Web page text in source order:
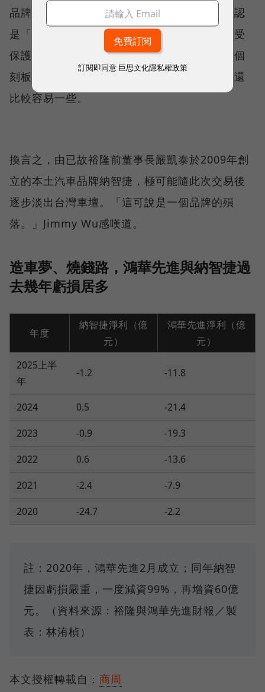
品牌的一大難度，就是總會因此被台灣網友誤認
是「獲得政府多項補助，卻始終未見成果」的受
保護國產車品牌，所以與其想盡辦法去翻轉這個
刻板印象，反而往外收購新品牌或代理新品牌還
比較容易一些。
換言之，由已故裕隆前董事長嚴凱泰於2009年創
立的本土汽車品牌納智捷，極可能隨此次交易後
逐步淡出台灣車壇。「這可說是一個品牌的殞
落。」Jimmy Wu感嘆道。
造車夢、燒錢路，鴻華先進與納智捷過
去幾年虧損居多
年度
納智捷淨利（億
元）
鴻華先進淨利（億
元）
2025上半
年
-1.2 -11.8
2024 0.5
-21.4
2023
-0.9
-19.3
2022
0.6
-13.6
2021
-2.4
-7.9
2020
-24.7 -2.2
註：2020年，鴻華先進2月成立；同年納智
捷因虧損嚴重，一度減資99%，再增資60億
元。（資料來源：裕隆與鴻華先進財報／製
表：林洧楨）
本文授權轉載自： 商周
訂閱即同意 巨思文化隱私權政策